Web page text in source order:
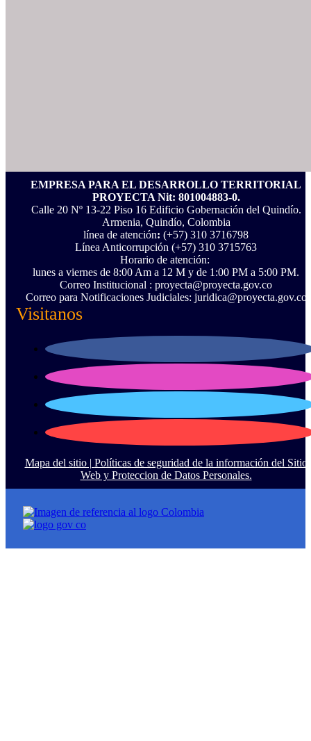
EMPRESA PARA EL DESARROLLO TERRITORIAL
PROYECTA Nit: 801004883-0.
Calle 20 Nº 13-22 Piso 16 Edificio Gobernación del Quindío.
Armenia, Quindío, Colombia
línea de atención: (+57) 310 3716798
Línea Anticorrupción ‪(+57) 310 3715763‬
Horario de atención:
lunes a viernes de 8:00 Am a 12 M y de 1:00 PM a 5:00 PM.
Correo Institucional : proyecta@proyecta.gov.co
Correo para Notificaciones Judiciales: juridica@proyecta.gov.co
Visitanos
Mapa del sitio | Políticas de seguridad de la información del Sitio
Web y Proteccion de Datos Personales.